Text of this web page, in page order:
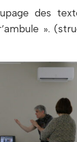
des
».